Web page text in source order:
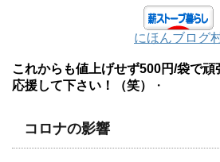
にほんブログ
これからも値上げせず500円/袋で
応援して下さい！（笑）
・
コロナの影響